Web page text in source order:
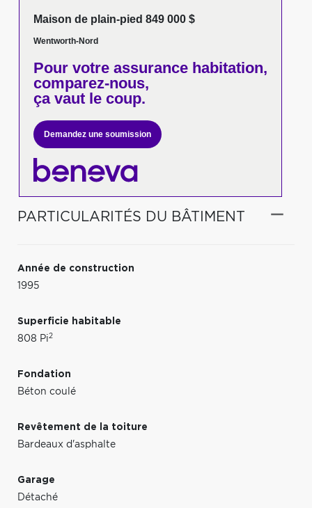
Maison de plain-pied 849 000 $
Wentworth-Nord
Pour votreassurance habitation,
comparez-nous,
ça vaut le coup.
Demandez une soumission
PARTICULARITÉS DU BÂTIMENT
Année de construction
1995
Superficie habitable
808 Pi2
Fondation
Béton coulé
Revêtement de la toiture
Bardeaux d'asphalte
Garage
Détaché